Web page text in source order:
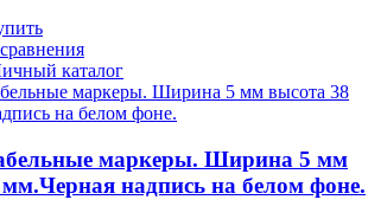
каталог
маркеры. Ширина 5 мм
надпись на белом фоне.